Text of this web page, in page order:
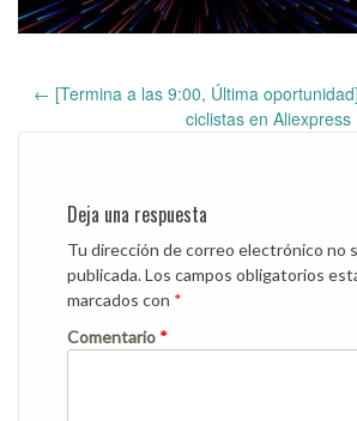
navigation
← [Termina a las 9:00, Última
ciclistas en Aliexpress
Deja una respuesta
Tu dirección de correo electrónico no
publicada.Los campos obligatorios
marcados con *
Comentario *